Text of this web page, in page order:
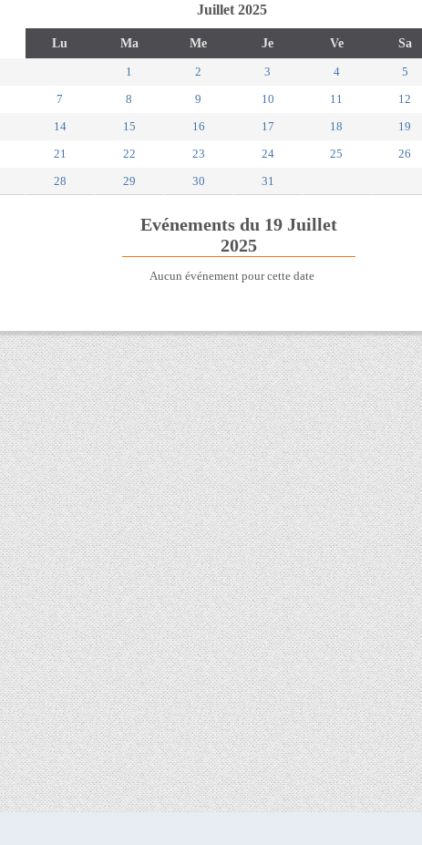
Juillet 2025
Lu Ma Me Je Ve Sa
1 2 3 4 5
7 8 9 10 11 12
14 15 16 17 18 19
21 22 23 24 25 26
28 29 30 31
Evénements du 19 Juillet
2025
Aucun événement pour cette date